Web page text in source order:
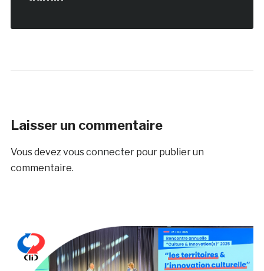
Laisser un commentaire
Vous devezvous connecterpour publier un
commentaire.